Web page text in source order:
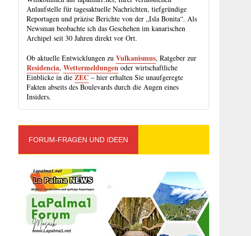
Anlaufstelle für tagesaktuelle Nachrichten, tiefgründige
Reportagen und präzise Berichte von der „Isla Bonita“. Als
Newsman beobachte ich das Geschehen im kanarischen
Archipel seit 30 Jahren direkt vor Ort.
Ob aktuelle Entwicklungen zuVulkanismus, Ratgeber zur
Residencia,Wettermeldungen oder wirtschaftliche
Einblicke in dieZEC – hier erhalten Sie unaufgeregte
Fakten abseits des Boulevards durch die Augen eines
Insiders.
FORUM-FRAGEN UND IDEEN